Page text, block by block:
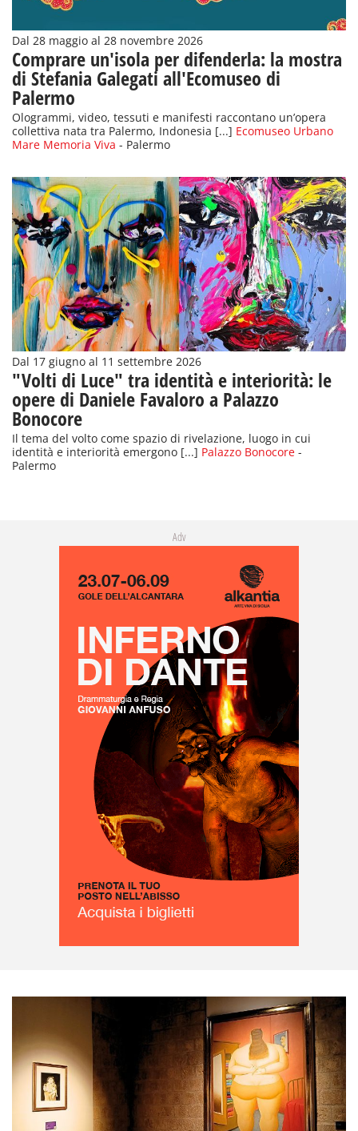
Dal 28 maggio al 28 novembre 2026
Comprare un'isola per difenderla: la mostra
di Stefania Galegati all'Ecomuseo di
Palermo
Ologrammi, video, tessuti e manifesti raccontano un’opera
collettiva nata tra Palermo, Indonesia [...] Ecomuseo Urbano
Mare Memoria Viva - Palermo
Dal 17 giugno al 11 settembre 2026
"Volti di Luce" tra identità e interiorità: le
opere di Daniele Favaloro a Palazzo
Bonocore
Il tema del volto come spazio di rivelazione, luogo in cui
identità e interiorità emergono [...] Palazzo Bonocore -
Palermo
Adv